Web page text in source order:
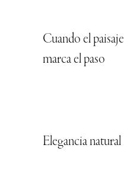
Cuando el paisaje
marca el paso
Elegancia natural